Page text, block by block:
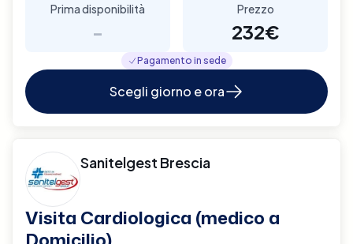
Prima disponibilità
-
Prezzo
232€
Pagamento in sede
Scegli giorno e ora
Sanitelgest Brescia
Visita Cardiologica (medico a